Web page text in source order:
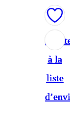
à la
liste
à la
liste
à la
liste
à la
liste
à la
liste